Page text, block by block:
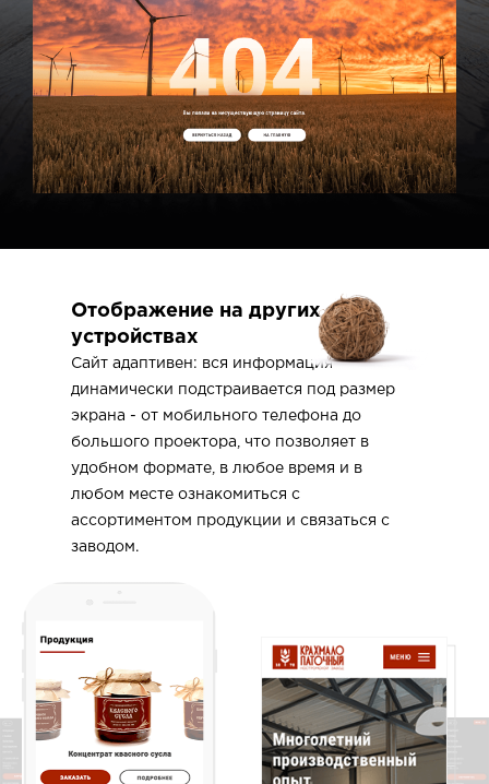
Отображение на других
устройствах
Сайт адаптивен: вся информация
динамически подстраивается под размер
экрана - от мобильного телефона до
большого проектора, что позволяет в
удобном формате, в любое время и в
любом месте ознакомиться с
ассортиментом продукции и связаться с
заводом.